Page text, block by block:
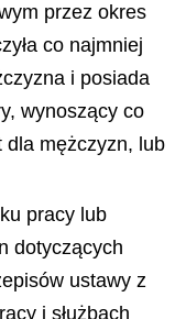
przez okres
co najmniej
i posiada
wynoszący co
dla mężczyzn, lub
pracy lub
dotyczących
ustawy z
i służbach